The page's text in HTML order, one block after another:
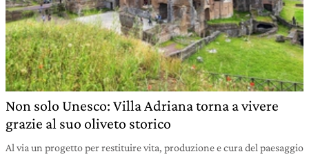
Non solo Unesco: Villa Adriana torna a vivere
grazie al suo oliveto storico
Al via un progetto per restituire vita, produzione e cura del paesaggio